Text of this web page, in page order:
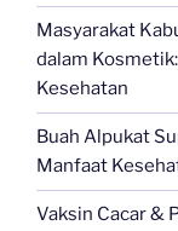
Masyarakat
dalam
Kesehatan
Buah Alpukat
Manfaat
Vaksin Cacar &